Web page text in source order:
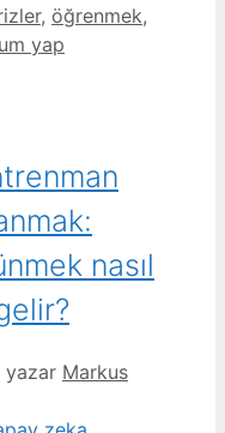
, öğrenmek,
yap
nasıl
yazar Markus